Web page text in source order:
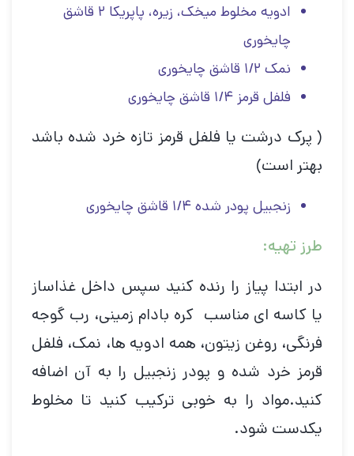
ادویه مخلوط میخک، زیره، پاپریکا ۲ قاشق
چایخوری
نمک ۱/۲ قاشق چایخوری
فلفل قرمز ۱/۴ قاشق چایخوری
( پرک درشت یا فلفل قرمز تازه خرد شده باشد
بهتر است)
زنجبیل پودر شده ۱/۴ قاشق چایخوری
طرز تهیه:
در ابتدا پیاز را رنده کنید سپس داخل غذاساز
یا کاسه ای مناسب کره بادام زمینی، رب گوجه
فرنگی، روغن زیتون، همه ادویه ها، نمک، فلفل
قرمز خرد شده و پودر زنجبیل را به آن اضافه
کنید.مواد را به خوبی ترکیب کنید تا مخلوط
یکدست شود.